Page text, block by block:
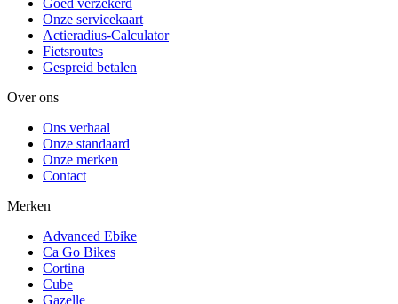
Onze servicekaart
Actieradius-Calculator
Fietsroutes
Gespreid betalen
Over ons
Ons verhaal
Onze standaard
Onze merken
Contact
Merken
Advanced Ebike
Ca Go Bikes
Cortina
Cube
Gazelle